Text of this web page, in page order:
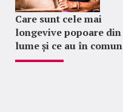
Care sunt cele mai
longevive popoare din
lume și ce au în comun